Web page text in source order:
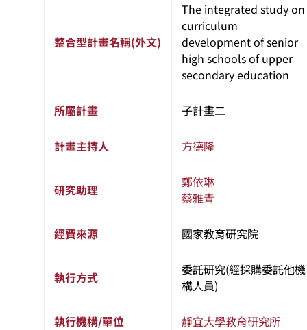
整合型計畫名稱(外文)
The integrated study on
curriculum
development of senior
high schools of upper
secondary education
所屬計畫 子計畫二
計畫主持人 方德隆
研究助理
鄭依琳
蔡雅青
經費來源 國家教育研究院
執行方式
委託研究(經採購委託他機
構人員)
執行機構/單位 靜宜大學教育研究所